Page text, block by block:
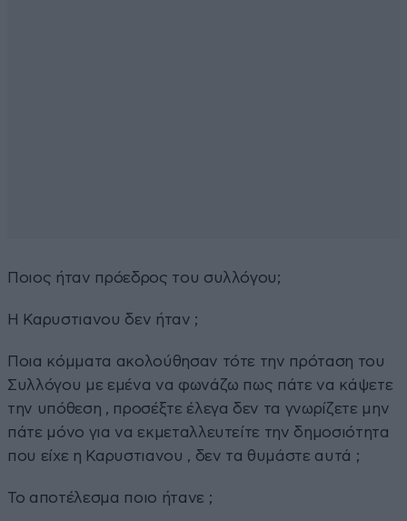
Ποιος ήταν πρόεδρος του συλλόγου;
Η Καρυστιανου δεν ήταν ;
Ποια κόμματα ακολούθησαν τότε την πρόταση του
Συλλόγου με εμένα να φωνάζω πως πάτε να κάψετε
την υπόθεση , προσέξτε έλεγα δεν τα γνωρίζετε μην
πάτε μόνο για να εκμεταλλευτείτε την δημοσιότητα
που είχε η Καρυστιανου , δεν τα θυμάστε αυτά ;
Το αποτέλεσμα ποιο ήτανε ;